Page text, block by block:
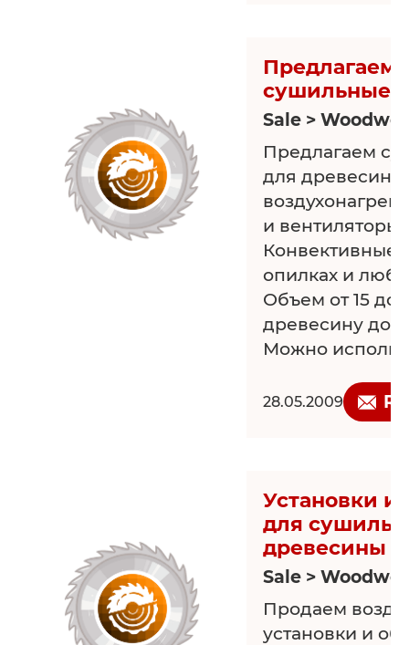
Предлагаем
сушильные
Sale >
Предлагаем
для
и вентиляторы
Конвективные,
опилках и
Объем от 15 до
древесину до
Можно
помещений.
Тел./факс: 8
28.05.2009
Установки и
для
древесины
Sale >
Продаем
установки и